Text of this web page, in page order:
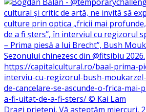
Dragi prieteni, Vă așteptăm miercuri,